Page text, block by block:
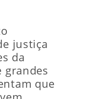
justiça
da
grandes
que